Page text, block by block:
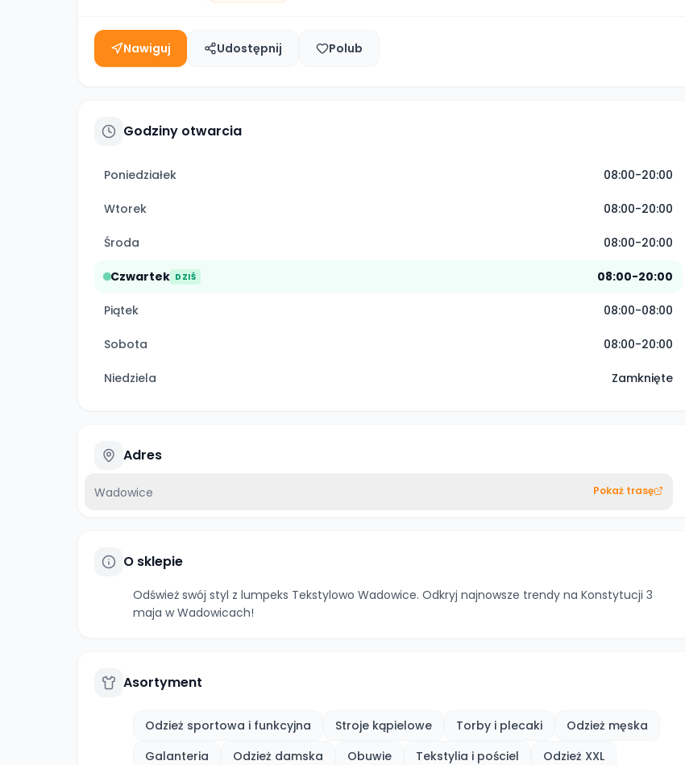
Nawiguj Udostępnij Polub
Godziny otwarcia
Poniedziałek 08:00-20:00
Wtorek 08:00-20:00
Środa 08:00-20:00
Czwartek DZIŚ 08:00-20:00
Piątek 08:00-08:00
Sobota 08:00-20:00
Niedziela Zamknięte
Adres
Wadowice Pokaż trasę
O sklepie
Odśwież swój styl z lumpeks Tekstylowo Wadowice. Odkryj najnowsze trendy na Konstytucji 3
maja w Wadowicach!
Asortyment
Odzież sportowa i funkcyjna Stroje kąpielowe Torby i plecaki
Odzież męska
Galanteria
Odzież damska Obuwie Tekstylia i pościel
Odzież XXL